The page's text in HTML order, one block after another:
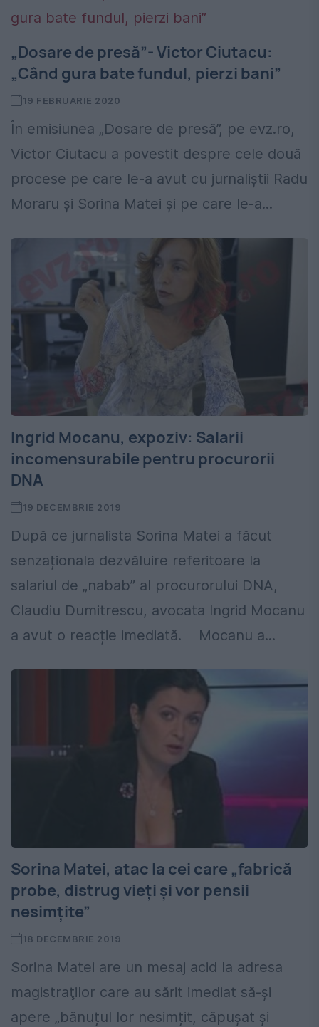
„Dosare de presă”- Victor Ciutacu:
„Când gura bate fundul, pierzi bani”
19 FEBRUARIE 2020
În emisiunea „Dosare de presă”, pe evz.ro,
Victor Ciutacu a povestit despre cele două
procese pe care le-a avut cu jurnaliștii Radu
Moraru și Sorina Matei și pe care le-a...
Ingrid Mocanu, expoziv: Salarii
incomensurabile pentru procurorii
DNA
19 DECEMBRIE 2019
După ce jurnalista Sorina Matei a făcut
senzaționala dezvăluire referitoare la
salariul de „nabab” al procurorului DNA,
Claudiu Dumitrescu, avocata Ingrid Mocanu
a avut o reacție imediată. Mocanu a...
Sorina Matei, atac la cei care „fabrică
probe, distrug vieţi şi vor pensii
nesimţite”
18 DECEMBRIE 2019
Sorina Matei are un mesaj acid la adresa
magistraţilor care au sărit imediat să-şi
apere „bănuțul lor nesimțit, căpușat şi